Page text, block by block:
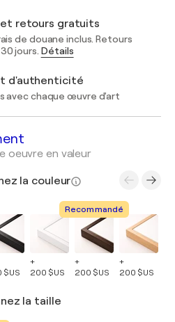
et retours gratuits
de douane inclus. Retours
jours. Détails
d'authenticité
avec chaque œuvre d'art
oeuvre en valeur
la couleur
$US
+
200 $US
Recommandé
+
200 $US
+
200 $US
la taille